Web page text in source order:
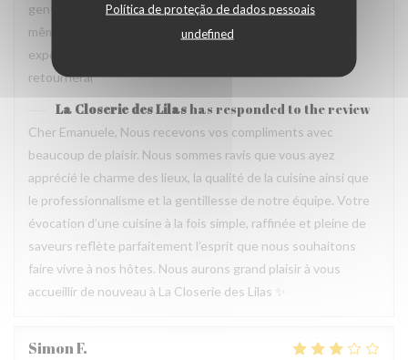
Política de proteção de dados pessoais
undefined
gentil et amable avec esprit! Cuisine simple et raffiné au
même temps, avec goût. Location charmante, pour un
experience que merece de retourner plusieur fois. Je
retournerai
La Closerie des Lilas has responded to the review
Cher Emanuele, Nous recevons vos compliments avec
beaucoup de plaisir. Nous sommes ravis que vous ayez
apprécié le charme des lieux, la qualité de la cuisine ainsi que
le professionnalisme et la gentillesse de notre équipe. Votre
évocation d’une cuisine à la fois simple, raffinée et pleine de
saveurs reflète parfaitement l’esprit que nous souhaitons
faire vivre à nos hôtes. Nous aurons grand plaisir à vous
accueillir de nouveau à La Closerie des Lilas ✨
SimonF